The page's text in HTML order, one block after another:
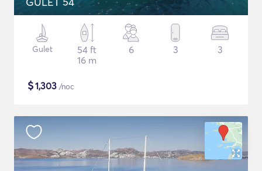
Gulet
54 ft
16 m
6 3 3
$1,303 /noc